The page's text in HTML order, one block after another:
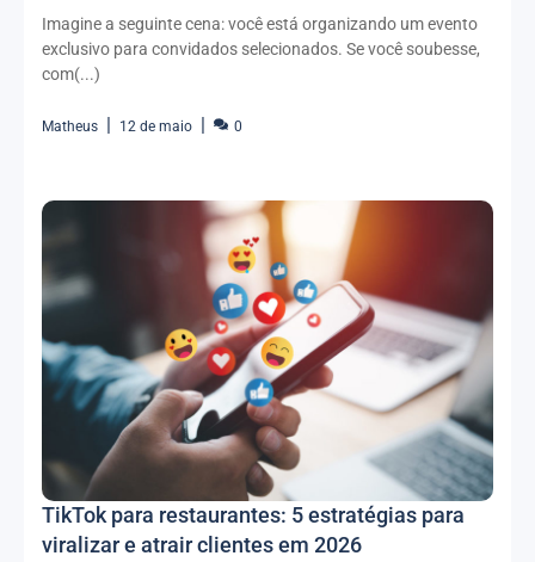
Imagine a seguinte cena: você está organizando um evento
exclusivo para convidados selecionados. Se você soubesse,
com(...)
Matheus 12 de maio 0
TikTok para restaurantes: 5 estratégias para
viralizar e atrair clientes em 2026